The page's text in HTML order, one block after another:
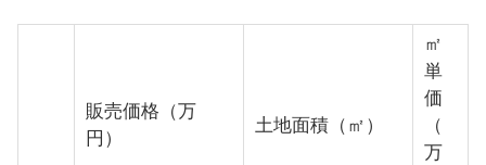
販売価格（万
円）
土地面積（㎡）
㎡
単
価
（
万